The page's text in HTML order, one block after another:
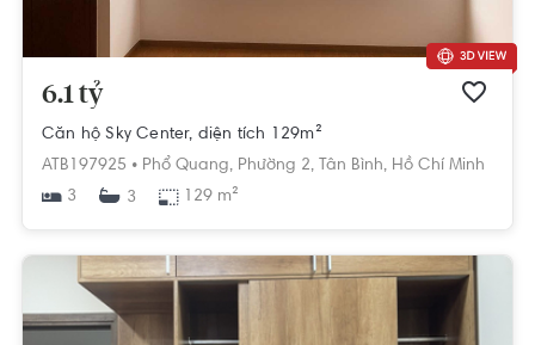
6.1 tỷ
Căn hộ Sky Center, diện tích 129m²
ATB197925 • Phổ Quang, Phường 2, Tân Bình, Hồ Chí Minh
3
3 129 m²